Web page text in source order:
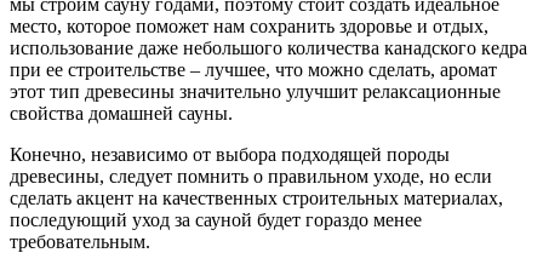
место, которое поможет нам сохранить здоровье и отдых,
использование даже небольшого количества канадского кедра
при ее строительстве – лучшее, что можно сделать, аромат
этот тип древесины значительно улучшит релаксационные
свойства домашней сауны.
Конечно, независимо от выбора подходящей породы
древесины, следует помнить о правильном уходе, но если
сделать акцент на качественных строительных материалах,
последующий уход за сауной будет гораздо менее
требовательным.